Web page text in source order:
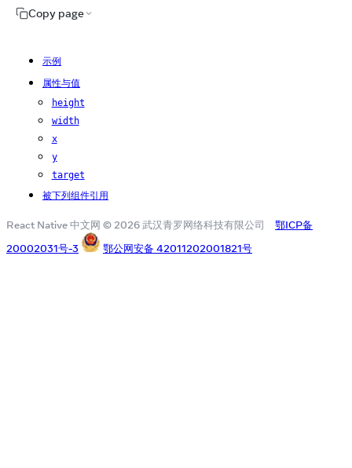
Copy page
示例
属性与值
height
width
x
y
target
被下列组件引用
React Native 中文网 © 2026 武汉青罗网络科技有限公司
鄂ICP备
20002031号-3
鄂公网安备 42011202001821号